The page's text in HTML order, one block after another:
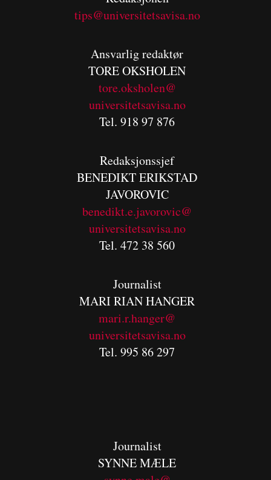
tips@universitetsavisa.no
Ansvarlig redaktør
TORE OKSHOLEN
tore.oksholen@
universitetsavisa.no
Tel. 918 97 876
Redaksjonssjef
BENEDIKTERIKSTAD
JAVOROVIC
benedikt.e.javorovic@
universitetsavisa.no
Tel. 472 38 560
Journalist
MARI RIAN HANGER
mari.r.hanger@
universitetsavisa.no
Tel. 995 86 297
Journalist
SYNNE MÆLE